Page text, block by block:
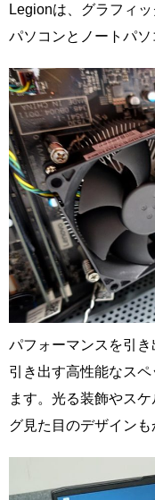
Legionは、グラフィ
パソコンとノートパソ
パフォーマンスを引
引き出す高性能なス
ます。光る装飾やス
グ見た目のデザインも